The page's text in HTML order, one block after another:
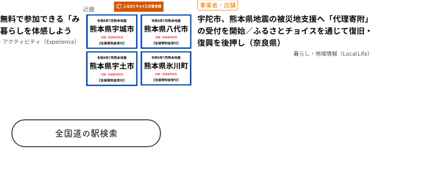
料で参加できる「み
らしを体感しよう
アクティビティ（Experience）
近畿 事業者・店舗
宇陀市、熊本県地震の被災地支援へ「代理寄附」
の受付を開始／ふるさとチョイスを通じて復旧・
復興を後押し（奈良県）
暮らし・地域情報（Local Life）
全国道の駅検索